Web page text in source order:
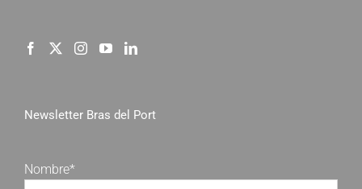
Newsletter Bras del Port
Nombre*